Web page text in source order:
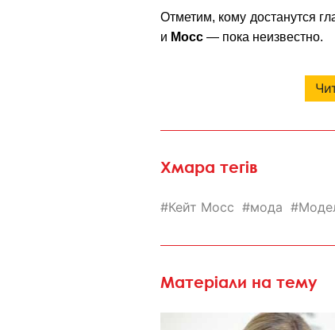
Отметим, кому достанутся
и Мосс — пока неизвестно.
Хмара тегів
Кейт Мосс мода
Матеріали на тему